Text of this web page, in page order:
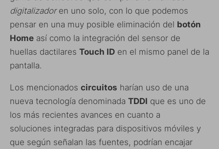
digitalizadoren uno solo, con lo que podemos
pensar en una muy posible eliminación del botón
Home así como la integración del sensor de
huellas dactilares Touch ID en el mismo panel de la
pantalla.
Los mencionados circuitos harían uso de una
nueva tecnología denominada TDDI que es uno de
los más recientes avances en cuanto a
soluciones integradas para dispositivos móviles y
que según señalan las fuentes, podrían encajar